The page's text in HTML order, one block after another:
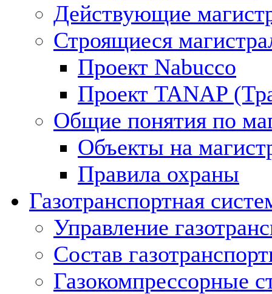
Действующие
Строящиеся
Проект Nabucco
Проект TANAP
Общие понятия по
Объекты на
Правила охраны
Газотранспортная
Управление
Состав
Газокомпрессорные